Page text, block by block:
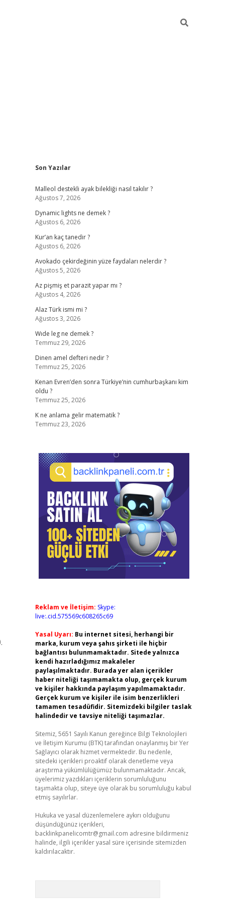
Sidebar
Son Yazılar
Malleol destekli ayak bilekliği nasıl takılır ?
Ağustos 7, 2026
Dynamic lights ne demek ?
Ağustos 6, 2026
Kur’an kaç tanedir ?
Ağustos 6, 2026
Avokado çekirdeğinin yüze faydaları nelerdir ?
Ağustos 5, 2026
Az pişmiş et parazit yapar mı ?
Ağustos 4, 2026
Alaz Türk ismi mi ?
Ağustos 3, 2026
Wıde leg ne demek ?
Temmuz 29, 2026
Dinen amel defteri nedir ?
Temmuz 25, 2026
Kenan Evren’den sonra Türkiye’nin cumhurbaşkanı kim
oldu ?
Temmuz 25, 2026
K ne anlama gelir matematik ?
Temmuz 23, 2026
Reklam ve İletişim: Skype:
live:.cid.575569c608265c69
Yasal Uyarı: Bu internet sitesi, herhangi bir
marka, kurum veya şahıs şirketi ile hiçbir
bağlantısı bulunmamaktadır. Sitede yalnızca
kendi hazırladığımız makaleler
paylaşılmaktadır. Burada yer alan içerikler
haber niteliği taşımamakta olup, gerçek kurum
ve kişiler hakkında paylaşım yapılmamaktadır.
Gerçek kurum ve kişiler ile isim benzerlikleri
tamamen tesadüfidir. Sitemizdeki bilgiler taslak
halindedir ve tavsiye niteliği taşımazlar.
Sitemiz, 5651 Sayılı Kanun gereğince Bilgi Teknolojileri
ve İletişim Kurumu (BTK) tarafından onaylanmış bir Yer
Sağlayıcı olarak hizmet vermektedir. Bu nedenle,
sitedeki içerikleri proaktif olarak denetleme veya
araştırma yükümlülüğümüz bulunmamaktadır. Ancak,
üyelerimiz yazdıkları içeriklerin sorumluluğunu
taşımakta olup, siteye üye olarak bu sorumluluğu kabul
etmiş sayılırlar.
Hukuka ve yasal düzenlemelere aykırı olduğunu
düşündüğünüz içerikleri,
backlinkpanelicomtr@gmail.com adresine bildirmeniz
halinde, ilgili içerikler yasal süre içerisinde sitemizden
kaldırılacaktır.